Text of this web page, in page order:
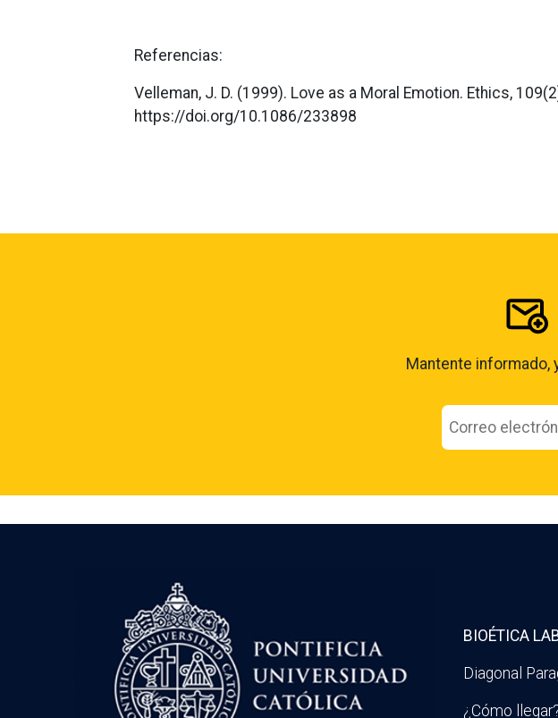
Referencias:
Velleman, J. D. (1999). Love as a Moral Emotion. Ethics,
https://doi.org/10.1086/233898
Mantente informado,
BIOÉTICA
Diagonal
¿Cómo